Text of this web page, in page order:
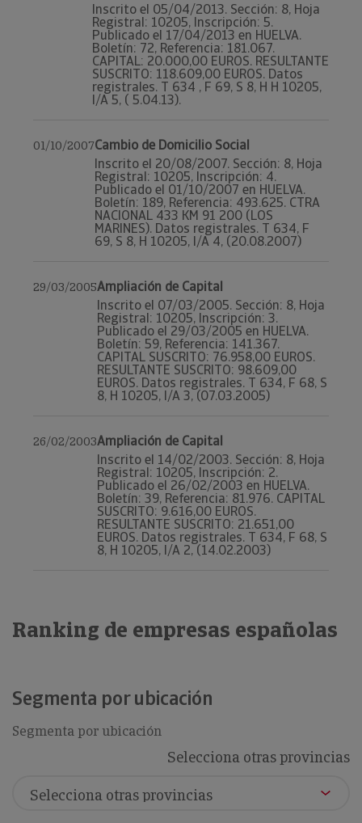
Inscrito el 05/04/2013. Sección: 8, Hoja
Registral: 10205, Inscripción: 5.
Publicado el 17/04/2013 en HUELVA.
Boletín: 72, Referencia: 181.067.
CAPITAL: 20.000,00 EUROS. RESULTANTE
SUSCRITO: 118.609,00 EUROS. Datos
registrales. T 634 , F 69, S 8, H H 10205,
I/A 5, ( 5.04.13).
01/10/2007Cambio de Domicilio Social
Inscrito el 20/08/2007. Sección: 8, Hoja
Registral: 10205, Inscripción: 4.
Publicado el 01/10/2007 en HUELVA.
Boletín: 189, Referencia: 493.625. CTRA
NACIONAL 433 KM 91 200 (LOS
MARINES). Datos registrales. T 634, F
69, S 8, H 10205, I/A 4, (20.08.2007)
29/03/2005Ampliación de Capital
Inscrito el 07/03/2005. Sección: 8, Hoja
Registral: 10205, Inscripción: 3.
Publicado el 29/03/2005 en HUELVA.
Boletín: 59, Referencia: 141.367.
CAPITAL SUSCRITO: 76.958,00 EUROS.
RESULTANTE SUSCRITO: 98.609,00
EUROS. Datos registrales. T 634, F 68, S
8, H 10205, I/A 3, (07.03.2005)
26/02/2003Ampliación de Capital
Inscrito el 14/02/2003. Sección: 8, Hoja
Registral: 10205, Inscripción: 2.
Publicado el 26/02/2003 en HUELVA.
Boletín: 39, Referencia: 81.976. CAPITAL
SUSCRITO: 9.616,00 EUROS.
RESULTANTE SUSCRITO: 21.651,00
EUROS. Datos registrales. T 634, F 68, S
8, H 10205, I/A 2, (14.02.2003)
Ranking de empresas españolas
Segmenta por ubicación
Segmenta por ubicación
Selecciona otras provincias